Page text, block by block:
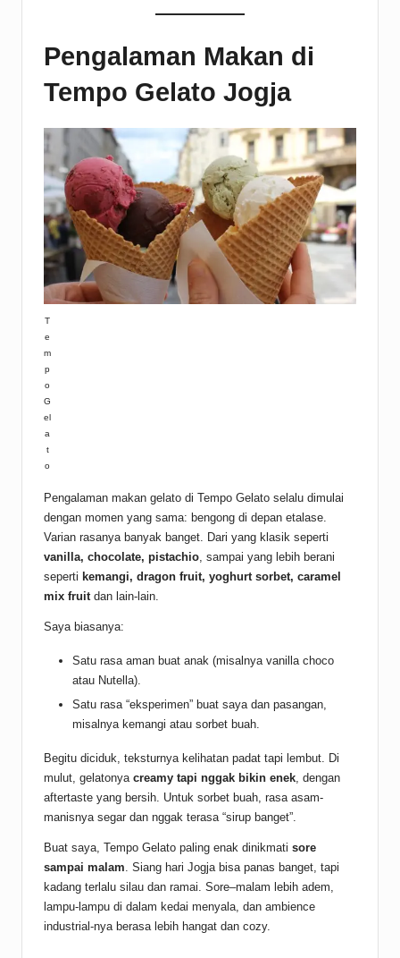
Pengalaman Makan di
Tempo Gelato Jogja
T
e
m
p
o
G
el
a
t
o
Pengalaman makan gelato di Tempo Gelato selalu dimulai
dengan momen yang sama: bengong di depan etalase.
Varian rasanya banyak banget. Dari yang klasik seperti
vanilla, chocolate, pistachio , sampai yang lebih berani
seperti kemangi, dragon fruit, yoghurt sorbet, caramel
mix fruit dan lain-lain.
Saya biasanya:
Satu rasa aman buat anak (misalnya vanilla choco
atau Nutella).
Satu rasa “eksperimen” buat saya dan pasangan,
misalnya kemangi atau sorbet buah.
Begitu diciduk, teksturnya kelihatan padat tapi lembut. Di
mulut, gelatonya creamy tapi nggak bikin enek , dengan
aftertaste yang bersih. Untuk sorbet buah, rasa asam-
manisnya segar dan nggak terasa “sirup banget”.
Buat saya, Tempo Gelato paling enak dinikmati sore
sampai malam . Siang hari Jogja bisa panas banget, tapi
kadang terlalu silau dan ramai. Sore–malam lebih adem,
lampu-lampu di dalam kedai menyala, dan ambience
industrial-nya berasa lebih hangat dan cozy.